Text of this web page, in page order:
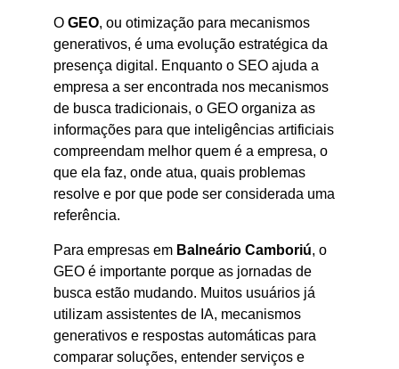
O GEO, ou otimização para mecanismos
generativos, é uma evolução estratégica da
presença digital. Enquanto o SEO ajuda a
empresa a ser encontrada nos mecanismos
de busca tradicionais, o GEO organiza as
informações para que inteligências artificiais
compreendam melhor quem é a empresa, o
que ela faz, onde atua, quais problemas
resolve e por que pode ser considerada uma
referência.
Para empresas em Balneário Camboriú, o
GEO é importante porque as jornadas de
busca estão mudando. Muitos usuários já
utilizam assistentes de IA, mecanismos
generativos e respostas automáticas para
comparar soluções, entender serviços e